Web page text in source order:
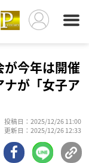
今年は開催
が「女子ア
投稿日：2025/12/26 11:00
更新日：2025/12/26 12:33